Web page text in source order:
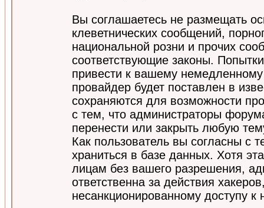
Вы соглашаетесь не размещать
клеветнических сообщений,
национальной розни и прочих
соответствующие законы.
привести к вашему
провайдер будет поставлен в
сохраняются для возможности
с тем, что администраторы
перенести или закрыть любую
Как пользователь вы согласны с
храниться в базе данных. Хотя
лицам без вашего разрешения,
ответственна за действия
несанкционированному доступу к